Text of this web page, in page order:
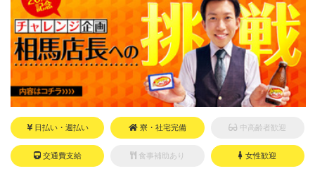
日払い・週払い 寮・社宅完備 中高齢者歓迎
交通費支給 食事補助あり 女性歓迎